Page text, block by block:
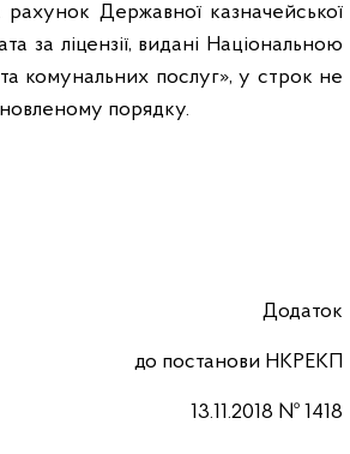
Державної казначейської
за ліцензії, видані Національною
комунальних послуг», у строк не
порядку.
Додаток
до постанови НКРЕКП
13.11.2018 № 1418